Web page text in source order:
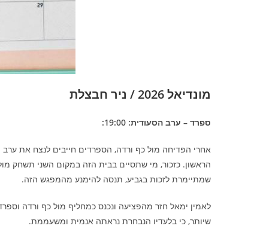
מונדיאל 2026 / ניר חבצלת
ספרד – ערב הסעודית: 19:00:
אחרי הפדיחה מול כף ורדה, הספרדים חייבים לנצח את
הראשון. כזכור, מי שתסיים בבית הזה במקום השני תשחק
שמתיימרת לזכות בגביע, תנסה להימנע מהמפגש הזה.
לאמין ימאל חזר מהפציעה ונכנס כמחליף מול כף ורדה
שיותר, כי בלעדיו הנבחרת נראתה אנמית ומשעממת.